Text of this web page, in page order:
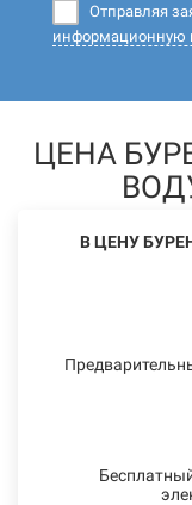
Отправляя
информационную
ЦЕНА
В ЦЕНУ